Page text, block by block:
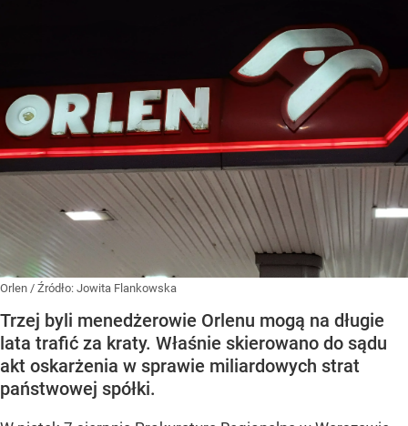
Orlen / Źródło: Jowita Flankowska
Trzej byli menedżerowie Orlenu mogą na długie
lata trafić za kraty. Właśnie skierowano do sądu
akt oskarżenia w sprawie miliardowych strat
państwowej spółki.